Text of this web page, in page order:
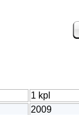
1 kpl
2009